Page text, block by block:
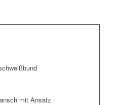
mit Ansatz